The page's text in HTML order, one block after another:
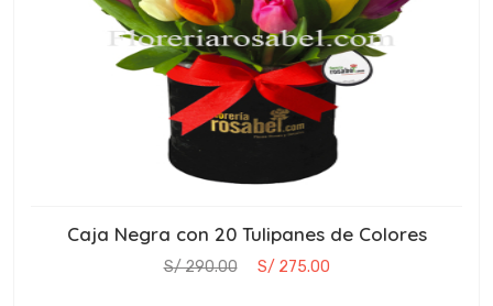
Caja Negra con 20 Tulipanes de Colores
S/ 290.00 S/ 275.00